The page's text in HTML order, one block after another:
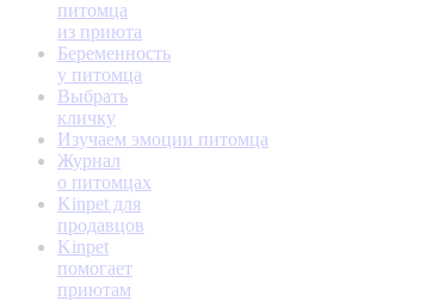
питомца
из приюта
Беременность
у питомца
Выбрать
кличку
Изучаем эмоции питомца
Журнал
о питомцах
Kinpet для
продавцов
Kinpet
помогает
приютам